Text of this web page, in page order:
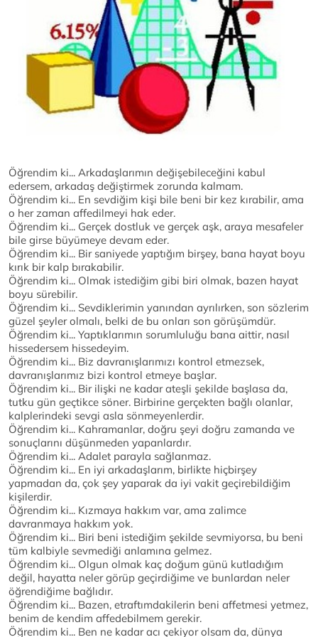
Öğrendim ki... Arkadaşlarımın değişebileceğini kabul
edersem, arkadaş değiştirmek zorunda kalmam.
Öğrendim ki... En sevdiğim kişi bile beni bir kez kırabilir, ama
o her zaman affedilmeyi hak eder.
Öğrendim ki... Gerçek dostluk ve gerçek aşk, araya mesafeler
bile girse büyümeye devam eder.
Öğrendim ki... Bir saniyede yaptığım birşey, bana hayat boyu
kırık bir kalp bırakabilir.
Öğrendim ki... Olmak istediğim gibi biri olmak, bazen hayat
boyu sürebilir.
Öğrendim ki... Sevdiklerimin yanından ayrılırken, son sözlerim
güzel şeyler olmalı, belki de bu onları son görüşümdür.
Öğrendim ki... Yaptıklarımın sorumluluğu bana aittir, nasıl
hissedersem hissedeyim.
Öğrendim ki... Biz davranışlarımızı kontrol etmezsek,
davranışlarımız bizi kontrol etmeye başlar.
Öğrendim ki... Bir ilişki ne kadar ateşli şekilde başlasa da,
tutku gün geçtikce söner. Birbirine gerçekten bağlı olanlar,
kalplerindeki sevgi asla sönmeyenlerdir.
Öğrendim ki... Kahramanlar, doğru şeyi doğru zamanda ve
sonuçlarını düşünmeden yapanlardır.
Öğrendim ki... Adalet parayla sağlanmaz.
Öğrendim ki... En iyi arkadaşlarım, birlikte hiçbirşey
yapmadan da, çok şey yaparak da iyi vakit geçirebildiğim
kişilerdir.
Öğrendim ki... Kızmaya hakkım var, ama zalimce
davranmaya hakkım yok.
Öğrendim ki... Biri beni istediğim şekilde sevmiyorsa, bu beni
tüm kalbiyle sevmediği anlamına gelmez.
Öğrendim ki... Olgun olmak kaç doğum günü kutladığım
değil, hayatta neler görüp geçirdiğime ve bunlardan neler
öğrendiğime bağlıdır.
Öğrendim ki... Bazen, etraftımdakilerin beni affetmesi yetmez,
benim de kendim affedebilmem gerekir.
Öğrendim ki... Ben ne kadar acı çekiyor olsam da, dünya